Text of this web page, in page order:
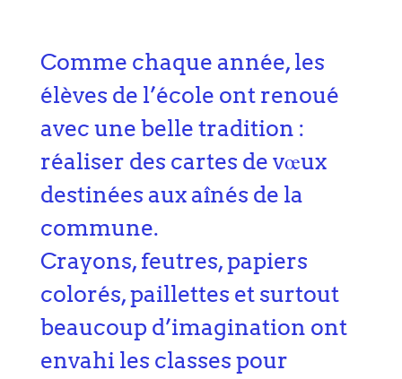
Comme chaque année, les
élèves de l’école ont renoué
avec une belle tradition :
réaliser des cartes de vœux
destinées aux aînés de la
commune.
Crayons, feutres, papiers
colorés, paillettes et surtout
beaucoup d’imagination ont
envahi les classes pour